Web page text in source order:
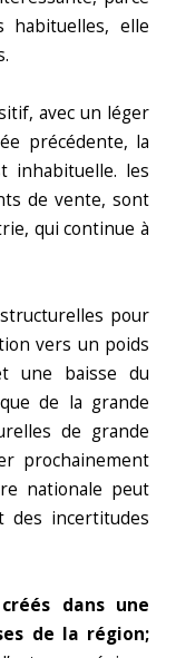
habituelles, elle
avec un léger
précédente, la
inhabituelle. les
de vente, sont
qui continue à
pour
vers un poids
une baisse du
de la grande
de grande
prochainement
nationale peut
des incertitudes
dans une
de la région;